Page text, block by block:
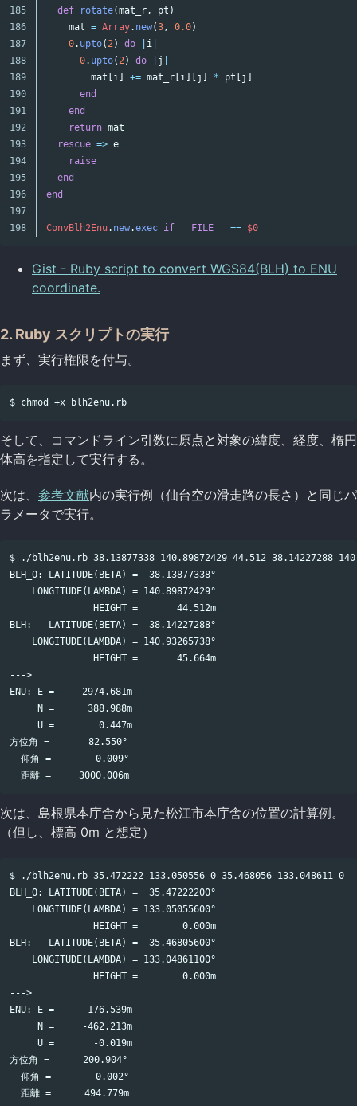
185
186
187
188
189
190
191
192
193
194
195
196
197
def
rotate(mat_r , pt )
mat = Array. new(3 , 0.0)
0. upto( 2 ) do i
0. upto( 2 ) do j
mat [i ] += mat_r [i ][j ] * pt [j ]
end
end
return mat
rescue => e
raise
end
end
ConvBlh2Enu. new.exec if __FILE__ == $0
Gist - Ruby script to convert WGS84(BLH) to ENU
coordinate.
2. Ruby スクリプトの実行
まず、実行権限を付与。
そして、コマンドライン引数に原点と対象の緯度、経度、楕円
体高を指定して実行する。
次は、 参考文献内の実行例（仙台空の滑走路の長さ）と同じパ
ラメータで実行。
$ ./blh2enu.rb 38.13877338 140.89872429 44.512 38.14227288
BLH_O: LATITUDE(BETA) =  38.13877338°
    LONGITUDE(LAMBDA) = 140.89872429°
               HEIGHT =       44.512m
BLH:   LATITUDE(BETA) =  38.14227288°
    LONGITUDE(LAMBDA) = 140.93265738°
               HEIGHT =       45.664m
--->
ENU: E =     2974.681m
     N =      388.988m
     U =        0.447m
方位角 =       82.550°
  仰角 =        0.009°
次は、島根県本庁舎から見た松江市本庁舎の位置の計算例。
（但し、標高 0m と想定）
$ ./blh2enu.rb 35.472222 133.050556 0 35.468056 133.048611 0
BLH_O: LATITUDE(BETA) =  35.47222200°
    LONGITUDE(LAMBDA) = 133.05055600°
               HEIGHT =        0.000m
BLH:   LATITUDE(BETA) =  35.46805600°
    LONGITUDE(LAMBDA) = 133.04861100°
               HEIGHT =        0.000m
--->
ENU: E =     -176.539m
     N =     -462.213m
     U =       -0.019m
方位角 =      200.904°
  仰角 =       -0.002°